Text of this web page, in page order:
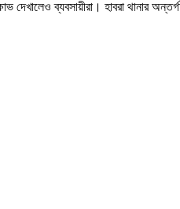
দেখালেও ব্যবসায়ীরা। হাবরা থানার